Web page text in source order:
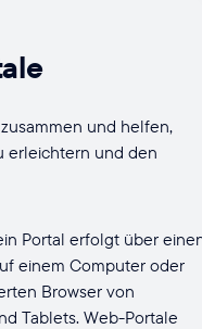
und helfen,
erleichtern und den
Portal erfolgt über
einem Computer oder
Browser von
Tablets. Web-Portale